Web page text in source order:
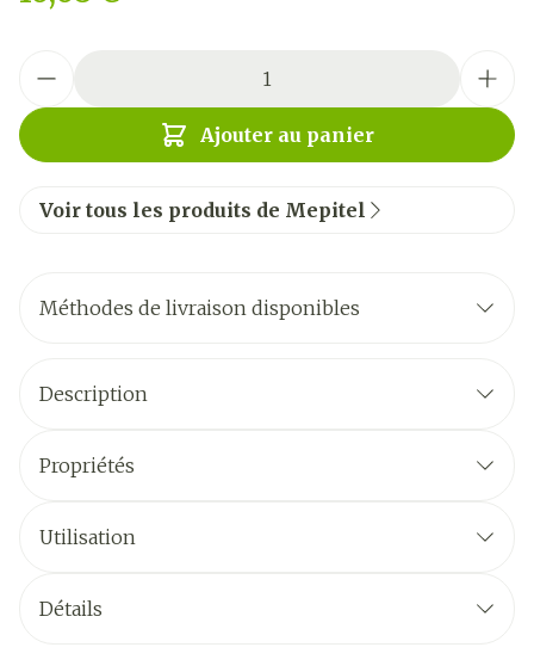
Ajouter au panier
Voir tous les produits de Mepitel
Méthodes de livraison disponibles
Description
Propriétés
Utilisation
Détails